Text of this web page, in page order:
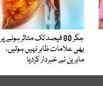
جگر 80 فیصد تک متاثر ہونے پر
بھی علامات ظاہر نہیں ہوتیں،
ماہرین نے خبردار کردیا